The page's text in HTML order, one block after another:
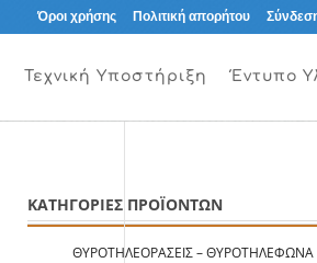
Όροι χρήσης Πολιτική απορήτου
Τεχνική Υποστήριξη Έντυπο
ΚΑΤΗΓΟΡΙΕΣ ΠΡΟΪΟΝΤΩΝ
ΘΥΡΟΤΗΛΕΟΡΆΣΕΙΣ – ΘΥΡΟΤΗΛΈΦΩΝΑ